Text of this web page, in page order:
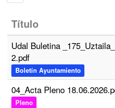
Título
Udal Buletina
2.pdf
Boletín Ayuntamiento
04_Acta Pleno
Pleno